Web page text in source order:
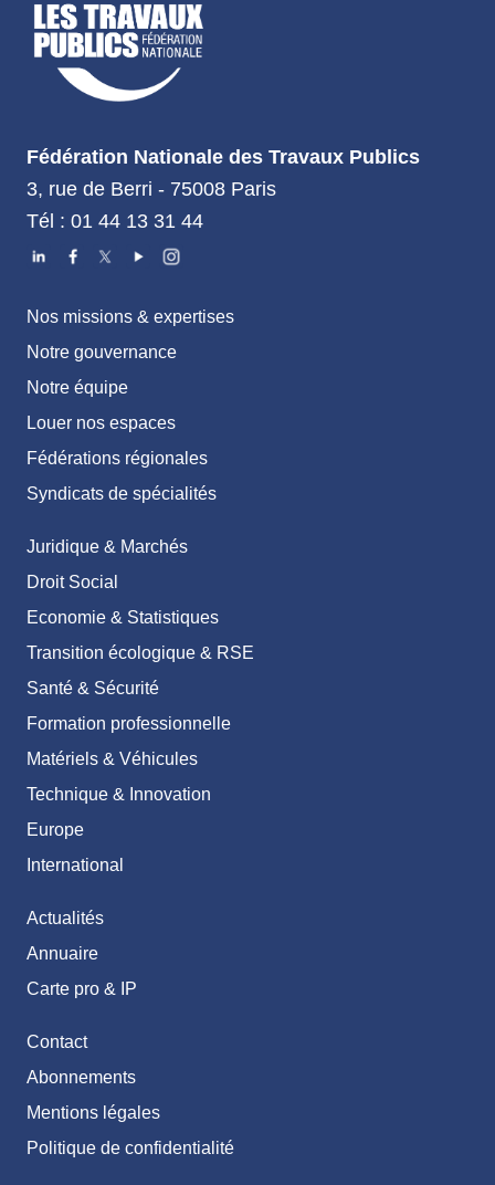
Fédération Nationale des Travaux Publics
3, rue de Berri - 75008 Paris
Tél : 01 44 13 31 44
Nos missions & expertises
Notre gouvernance
Notre équipe
Louer nos espaces
Fédérations régionales
Syndicats de spécialités
Juridique & Marchés
Droit Social
Economie & Statistiques
Transition écologique & RSE
Santé & Sécurité
Formation professionnelle
Matériels & Véhicules
Technique & Innovation
Europe
International
Actualités
Annuaire
Carte pro & IP
Contact
Abonnements
Mentions légales
Politique de confidentialité